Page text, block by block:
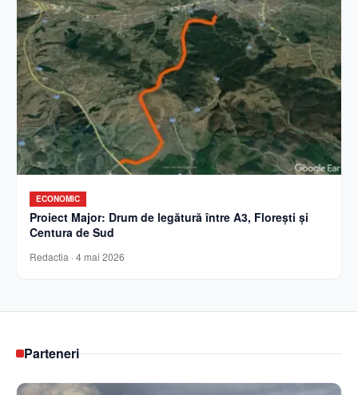
ECONOMIC
Proiect Major: Drum de legătură între A3, Florești și
Centura de Sud
Redactia · 4 mai 2026
Parteneri